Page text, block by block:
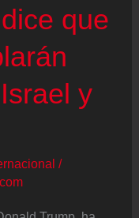
que
y
/